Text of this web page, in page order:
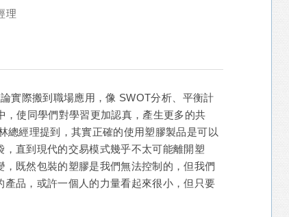
理
實際搬到職場應用，像 SWOT分析、平衡計
使同學們對學習更加認真，產生更多的共
總經理提到，其實正確的使用塑膠製品是可以
直到現代的交易模式幾乎不太可能離開塑
既然包裝的塑膠是我們無法控制的，但我們
品，或許一個人的力量看起來很小，但只要